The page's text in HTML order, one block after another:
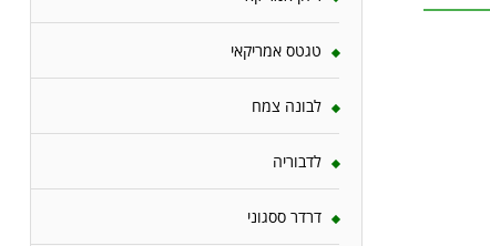
טגטס אמריקאי
לבונה צמח
לדבוריה
דרדר ססגוני